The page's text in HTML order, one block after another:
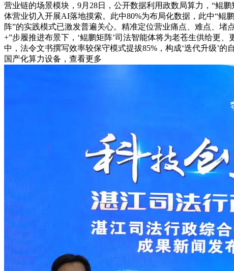
营业链的场景模块，9月28日，公开数据利用政数局算力，“鲲
体营业切入开展AI落地摸索。此中80%为布局化数据，此中“
阵”的实践模式已激发普遍关心。精准定位营业痛点、难点、堵
+”步履推进布景下，‘鲲鹏矩阵’司法智能体将为老苍生供给更
中，法令文书撰写效率较保守模式提拔85%，构成‘迭代升级’
国产化算力设备，查看更多